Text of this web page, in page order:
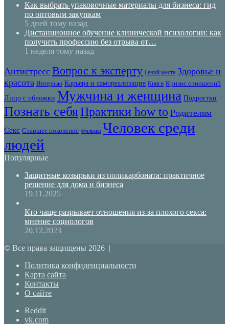
Как выбрать упаковочные материалы для бизнеса: гид
по оптовым закупкам
5 дней тому назад
Дистанционное обучение клинической психологии: как
получить профессию без отрыва от…
1 неделя тому назад
Антистресс Вопрос к эксперту Гений места Здоровье и
красота Интервью Карьера и самореализация Книги Кризис отношений
Лицо с обложки Мужчина и женщина Подростки
Познать себяПрактики how to Родителям
Секс Старшее поколение Фильмы Человек среди
людей
Популярные
Защитные козырьки из поликарбоната: практичное
решение для дома и бизнеса
19.11.2025
Кто чаще разрывает отношения из-за плохого секса:
мнение социологов
20.12.2023
© Все права защищены 2026 |
Политика конфиденциальности
Карта сайта
Контакты
О сайте
Reddit
vk.com